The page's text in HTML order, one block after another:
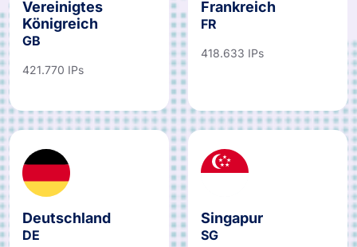
Vereinigtes
Königreich
GB
421.770 IPs
Frankreich
FR
418.633 IPs
Deutschland
DE
Singapur
SG